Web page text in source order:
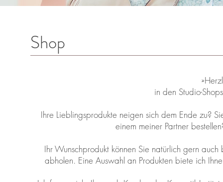
Shop
in den Studio-
Ihre Lieblingsprodukte neigen sich dem Ende zu?
einem meiner Partner
Ihr Wunschprodukt können Sie natürlich gern
abholen. Eine Auswahl an Produkten biete ich